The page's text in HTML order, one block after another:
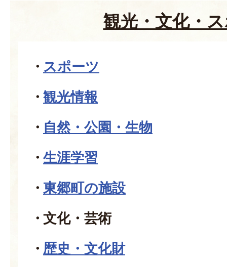
観光・文化・
スポーツ
観光情報
自然・公園・生物
生涯学習
東郷町の施設
文化・芸術
歴史・文化財